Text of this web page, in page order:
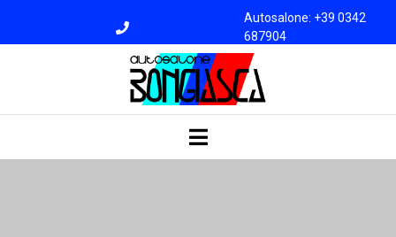
Autosalone: +39 0342
687904
687945